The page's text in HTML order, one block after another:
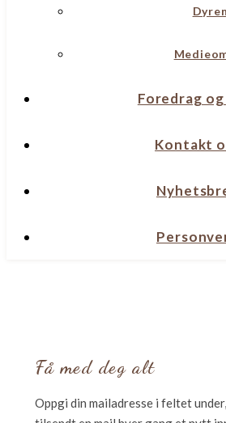
Foredrag
Kontakt
Få med deg alt
Oppgi din mailadresse i feltet